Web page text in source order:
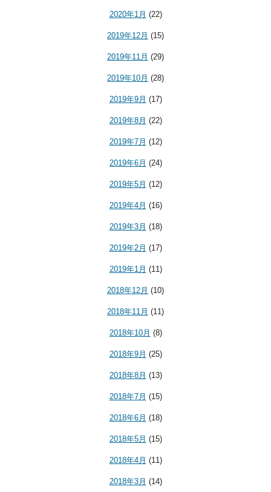
2020年1月 (22)
2019年12月 (15)
2019年11月 (29)
2019年10月 (28)
2019年9月 (17)
2019年8月 (22)
2019年7月 (12)
2019年6月 (24)
2019年5月 (12)
2019年4月 (16)
2019年3月 (18)
2019年2月 (17)
2019年1月 (11)
2018年12月 (10)
2018年11月 (11)
2018年10月 (8)
2018年9月 (25)
2018年8月 (13)
2018年7月 (15)
2018年6月 (18)
2018年5月 (15)
2018年4月 (11)
2018年3月 (14)